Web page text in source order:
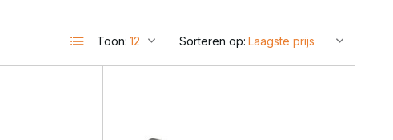
Account aanmaken
Toon: Sorteren op: